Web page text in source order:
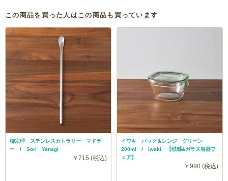
この商品を買った人はこの商品も買っています
柳宗理 ステンレスカトラリー マドラ
ー / Sori Yanagi
￥715 (税込)
イワキ パック＆レンジ グリーン
200ml / iwaki 【琺瑯&ガラス容器フ
ェア】
￥990 (税込)